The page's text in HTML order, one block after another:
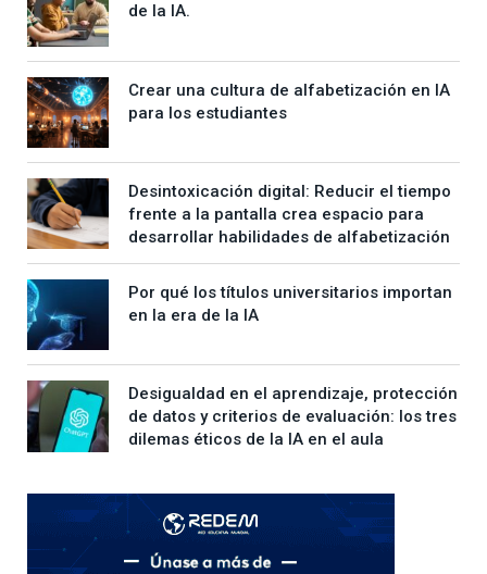
de la IA.
Crear una cultura de alfabetización en IA
para los estudiantes
Desintoxicación digital: Reducir el tiempo
frente a la pantalla crea espacio para
desarrollar habilidades de alfabetización
Por qué los títulos universitarios importan
en la era de la IA
Desigualdad en el aprendizaje, protección
de datos y criterios de evaluación: los tres
dilemas éticos de la IA en el aula